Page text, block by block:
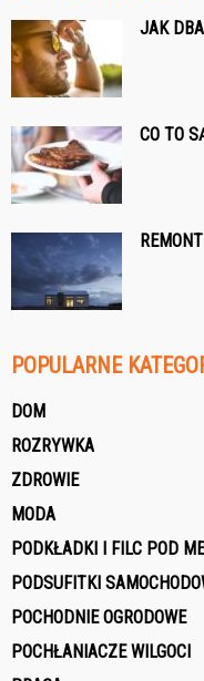
JAK
CO TO
POPULARNE
DOM
ROZRYWKA
ZDROWIE
MODA
PODKŁADKI I FILC POD
PODSUFITKI
POCHODNIE OGRODOWE
POCHŁANIACZE WILGOCI